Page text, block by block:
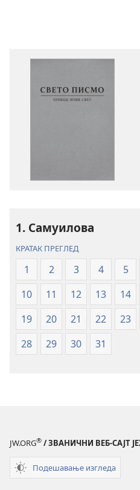
1. Самуилова
КРАТАК ПРЕГЛЕД
1 2 3 4 5
10
11 12 13 14
19
20 21 22 23
28
29 30 31
JW.ORG® / ЗВАНИЧНИ ВЕБ-САЈТ
Подешавање изгледа